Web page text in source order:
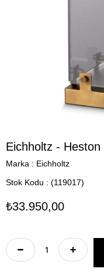
Eichholtz -
Marka : Eichholtz
Stok Kodu
(119017)
₺33.950,00